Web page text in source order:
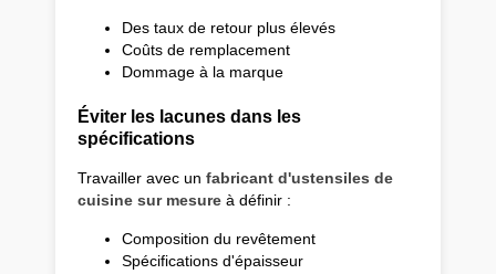
Des taux de retour plus élevés
Coûts de remplacement
Dommage à la marque
Éviter les lacunes dans les
spécifications
Travailler avec un fabricant d'ustensiles de
cuisine sur mesure à définir :
Composition du revêtement
Spécifications d'épaisseur